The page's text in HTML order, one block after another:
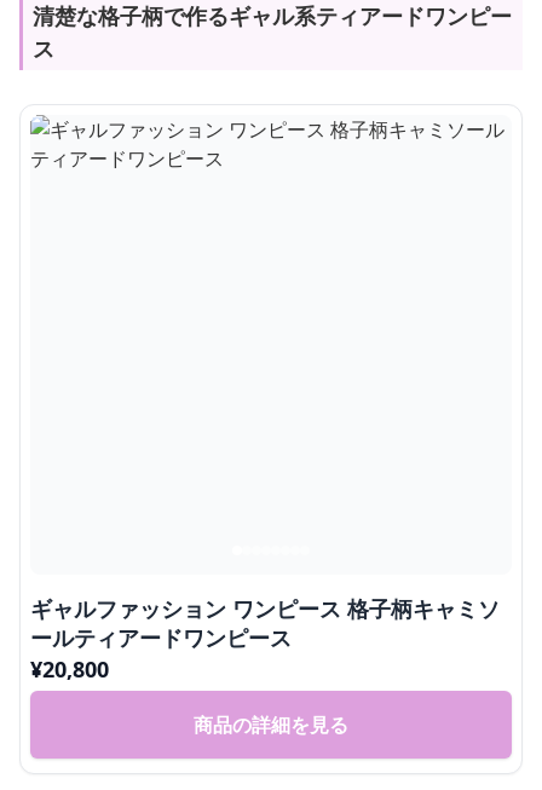
清楚な格子柄で作るギャル系ティアードワンピー
ス
ギャルファッション ワンピース 格子柄キャミソ
ールティアードワンピース
¥20,800
商品の詳細を見る